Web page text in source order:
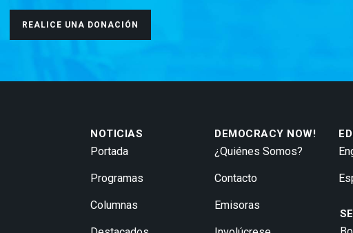
REALICE UNA DONACIÓN
NOTICIAS
Portada
Programas
Columnas
DEMOCRACY NOW!
¿Quiénes Somos?
Contacto
Emisoras